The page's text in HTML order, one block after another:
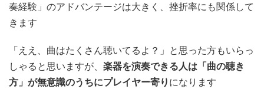
奏経験」のアドバンテージは大きく、挫折率にも関係して
きます
「ええ、曲はたくさん聴いてるよ？」と思った方もいらっ
しゃると思いますが、 楽器を演奏できる人は「曲の聴き
方」が無意識のうちにプレイヤー寄り になります